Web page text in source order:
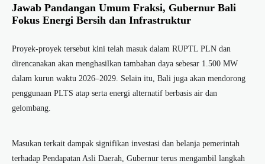
Jawab Pandangan Umum Fraksi, Gubernur Bali
Fokus Energi Bersih dan Infrastruktur
Proyek-proyek tersebut kini telah masuk dalam RUPTL PLN dan
direncanakan akan menghasilkan tambahan daya sebesar 1.500 MW
dalam kurun waktu 2026–2029. Selain itu, Bali juga akan mendorong
penggunaan PLTS atap serta energi alternatif berbasis air dan
gelombang.
Masukan terkait dampak signifikan investasi dan belanja pemerintah
terhadap Pendapatan Asli Daerah, Gubernur terus mengambil langkah